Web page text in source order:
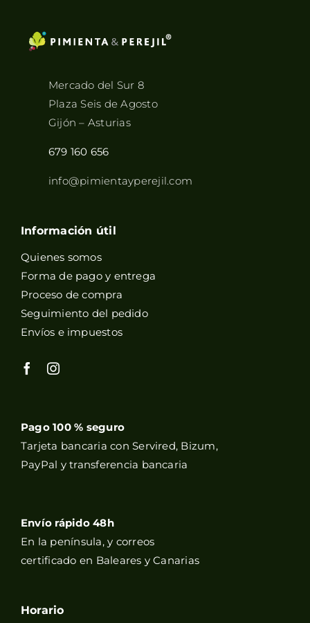
Mercado del Sur 8
Plaza Seis de Agosto
Gijón – Asturias
679 160 656
info@pimientayperejil.com
Información útil
Quienes somos
Forma de pago y entrega
Proceso de compra
Seguimiento del pedido
Envíos e impuestos
Pago 100 % seguro
Tarjeta bancaria con Servired, Bizum,
PayPal y transferencia bancaria
Envío rápido 48h
En la península, y correos
certificado en Baleares y Canarias
Horario